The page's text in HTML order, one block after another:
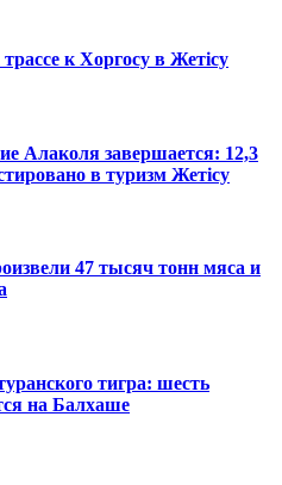
к Хоргосу в Жетісу
Алаколя завершается: 12,3
в туризм Жетісу
47 тысяч тонн мяса и
тигра: шесть
на Балхаше